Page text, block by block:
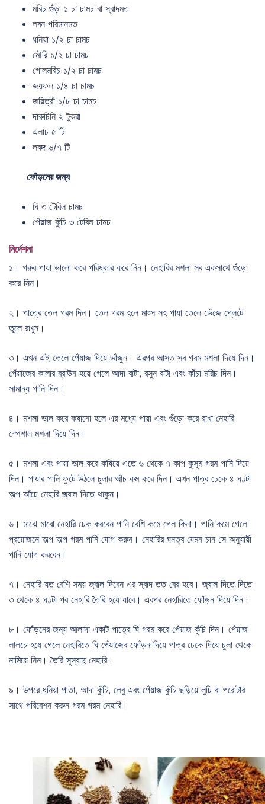
মরিচ গুঁড়া ১ চা চামচ বা স্বাদমত
লবন পরিমানমত
ধনিয়া ১/২ চা চামচ
মৌরি ১/২ চা চামচ
গোলমরিচ ১/২ চা চামচ
জয়ফল ১/৪ চা চামচ
জয়িত্রী ১/৮ চা চামচ
দারুচিনি ২ টুকরা
এলাচ ৫ টি
লবঙ্গ ৬/৭ টি
ফোঁড়নের জন্য
ঘি ৩ টেবিল চামচ
পেঁয়াজ কুঁচি ৩ টেবিল চামচ
নির্দেশনা
১। গরুর পায়া ভালো করে পরিষ্কার করে নিন। নেহারির মশলা সব একসাথে গুঁড়ো
করে নিন।
২। পাত্রে তেল গরম দিন। তেল গরম হলে মাংস সহ পায়া তেলে ভেঁজে প্লেটে
তুলে রাখুন।
৩। এখন এই তেলে পেঁয়াজ দিয়ে ভাঁজুন। এরপর আস্ত সব গরম মশলা দিয়ে দিন।
পেঁয়াজের কালার ব্রাউন হয়ে গেলে আদা বাটা, রসুন বাটা এবং কাঁচা মরিচ দিন।
সামান্য পানি দিন।
৪। মশলা ভাল করে কষানো হলে এর মধ্যে পায়া এবং গুঁড়ো করে রাখা নেহারি
স্পেশাল মশলা দিয়ে দিন।
৫। মশলা এবং পায়া ভাল করে কষিয়ে এতে ৬ থেকে ৭ কাপ কুসুম গরম পানি দিয়ে
দিন। পায়ার পানি ফুটে উঠলে চুলার আঁচ কম করে দিন। এখন পাত্র ঢেকে ৪ ঘণ্টা
অল্প আঁচে নেহারি জ্বাল দিতে থাকুন।
৬। মাঝে মাঝে নেহারি চেক করবেন পানি বেশি কমে গেল কিনা। পানি কমে গেলে
প্রয়োজনে অল্প অল্প গরম পানি যোগ করুন। নেহারির ঘনত্ব যেমন চান সে অনুযায়ী
পানি যোগ করবেন।
৭। নেহারি যত বেশি সময় জ্বাল দিবেন এর স্বাদ তত বের হবে। জ্বাল দিতে দিতে
৩ থেকে ৪ ঘণ্টা পর নেহারি তৈরি হয়ে যাবে। এরপর নেহারিতে ফোঁড়ন দিয়ে দিন।
৮। ফোঁড়নের জন্য আলাদা একটি পাত্রে ঘি গরম করে পেঁয়াজ কুঁচি দিন। পেঁয়াজ
লালচে হয়ে গেলে নেহারিতে ঘি পেঁয়াজের ফোঁড়ন দিয়ে পাত্র ঢেকে দিয়ে চুলা থেকে
নামিয়ে নিন। তৈরি সুস্বাদু নেহারি।
৯। উপরে ধনিয়া পাতা, আদা কুঁচি, লেবু এবং পেঁয়াজ কুঁচি ছড়িয়ে লুচি বা পরোটার
সাথে পরিবেশন করুন গরম গরম নেহারি।